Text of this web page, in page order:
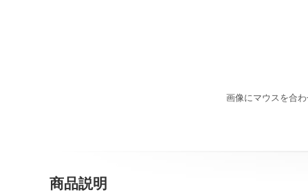
画像にマウスを合
商品説明